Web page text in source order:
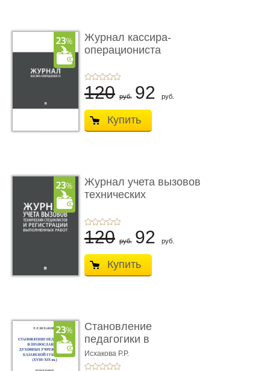
Журнал кассира-
операциониста
120 руб. 92 руб.
Купить
Журнал учета вызовов
технических
120 руб. 92 руб.
Купить
Становление
педагогики в
православных
духовн� ...
Исхакова Р.Р.